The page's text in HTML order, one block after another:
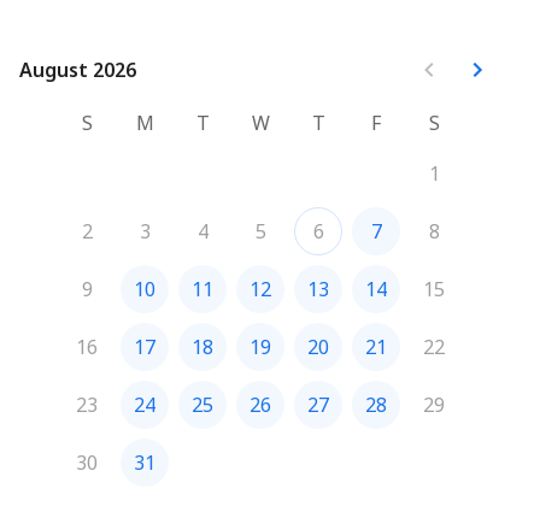
August 2026
August 2026
S
M T W T F
S
1
2 3 4 5 6 7 8
9 10 11 12 13 14 15
16 17 18 19 20 21 22
23 24 25 26 27 28 29
30 31